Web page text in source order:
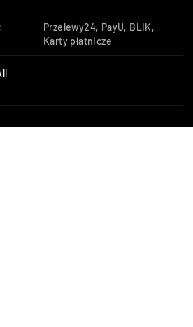
Przelewy24, PayU, BLIK,
Karty płatnicze